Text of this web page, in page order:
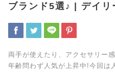
ブランド5選♪ | デイリ
両手が使えたり、アクセサリー
年齢問わず人気が上昇中!今回は